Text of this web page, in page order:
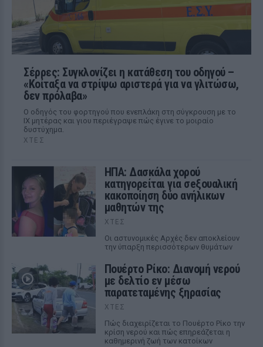
Σέρρες: Συγκλονίζει η κατάθεση του οδηγού –
«Κοίταξα να στρίψω αριστερά για να γλιτώσω,
δεν πρόλαβα»
Ο οδηγός του φορτηγού που ενεπλάκη στη σύγκρουση με το
ΙΧ μητέρας και γιου περιέγραψε πώς έγινε το μοιραίο
δυστύχημα.
ΧΤΕΣ
ΗΠΑ: Δασκάλα χορού
κατηγορείται για σeξουαλική
κακοποίηση δύο ανήλικων
μαθητών της
ΧΤΕΣ
Οι αστυνομικές Αρχές δεν αποκλείουν
την ύπαρξη περισσότερων θυμάτων
Πουέρτο Ρίκο: Διανομή νερού
με δελτίο εν μέσω
παρατεταμένης ξηρασίας
ΧΤΕΣ
Πώς διαχειρίζεται το Πουέρτο Ρίκο την
κρίση νερού και πώς επηρεάζεται η
καθημερινή ζωή των κατοίκων